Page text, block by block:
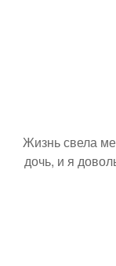
Жизнь свела
дочь, и я